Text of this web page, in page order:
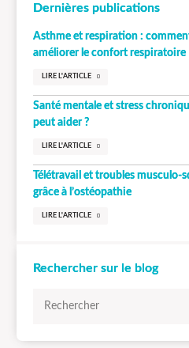
Dernières publications
Asthme et respiration :
améliorer le confort respiratoire
LIRE L'ARTICLE
Santé mentale et stress
peut aider ?
LIRE L'ARTICLE
Télétravail et troubles musculo-
grâce à l’ostéopathie
LIRE L'ARTICLE
Rechercher sur le blog